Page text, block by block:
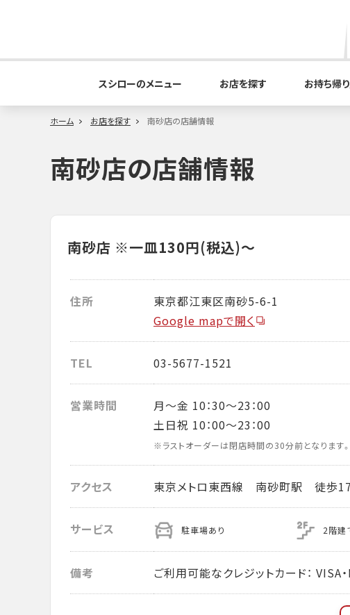
スシローのメニュー お店を探す お持ち帰
ホーム お店を探す 南砂店の店舗情報
南砂店の店舗情報
南砂店 ※一皿130円(税込)～
住所
東京都江東区南砂5-6-1
Google mapで開く
TEL 03-5677-1521
営業時間
月～金 10：30～23：00
土日祝 10：00～23：00
※ラストオーダーは閉店時間の30分前となります。
アクセス 東京メトロ東西線 南砂町駅 徒歩
サービス 駐車場あり 2階建
備考 ご利用可能なクレジットカード：